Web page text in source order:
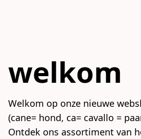
welkom
Welkom op onze nieuwe
(cane= hond, ca= cavallo =
Ontdek ons assortiment van